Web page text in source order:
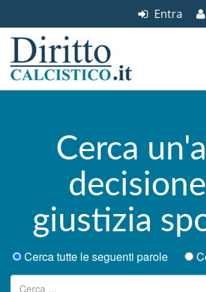
Entra
Cerca
giustizia
Cerca tutte le seguenti parole
Ricerca per: